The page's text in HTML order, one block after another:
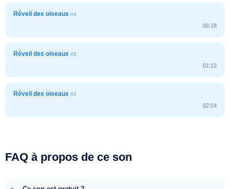
Réveil des oiseaux #4
06:18
Réveil des oiseaux #2
01:12
Réveil des oiseaux #1
02:54
FAQ à propos de ce son